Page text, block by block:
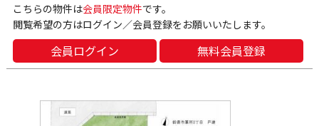
こちらの物件は会員限定物件です。
閲覧希望の方はログイン／会員登録をお願いいたします。
会員ログイン 無料会員登録